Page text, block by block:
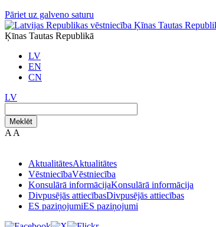
Pāriet uz galveno saturu
Ķīnas Tautas Republikā
LV
EN
CN
LV
Meklēt
A A
AktualitātesAktualitātes
VēstniecībaVēstniecība
Konsulārā informācijaKonsulārā informācija
Divpusējās attiecībasDivpusējās attiecības
ES paziņojumiES paziņojumi